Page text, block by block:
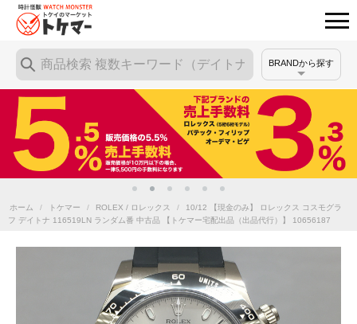
BRANDから探す
ホーム / トケマー / ROLEX / ロレックス /
10/12 【現金のみ】 ロレックス コスモグラ
フ デイトナ 116519LN ランダム番 中古品 【トケマー宅配出品（出品代行）】 10656187